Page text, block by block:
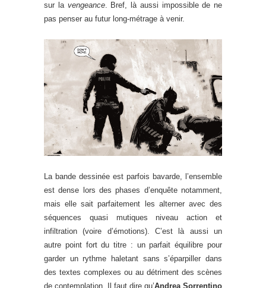
sur la vengeance. Bref, là aussi impossible de ne
pas penser au futur long-métrage à venir.
La bande dessinée est parfois bavarde, l’ensemble
est dense lors des phases d’enquête notamment,
mais elle sait parfaitement les alterner avec des
séquences quasi mutiques niveau action et
infiltration (voire d’émotions). C’est là aussi un
autre point fort du titre : un parfait équilibre pour
garder un rythme haletant sans s’éparpiller dans
des textes complexes ou au détriment des scènes
de contemplation. Il faut dire qu’Andrea Sorrentino